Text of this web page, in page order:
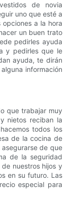
de novia
uno que esté a
a la hora
un buen trato
pedirles ayuda
y pedirles que le
ayuda, te dirán
información
que trabajar muy
nietos reciban la
todos los
de la cocina de
de que
de la seguridad
nuestros hijos y
en su futuro. Las
especial para